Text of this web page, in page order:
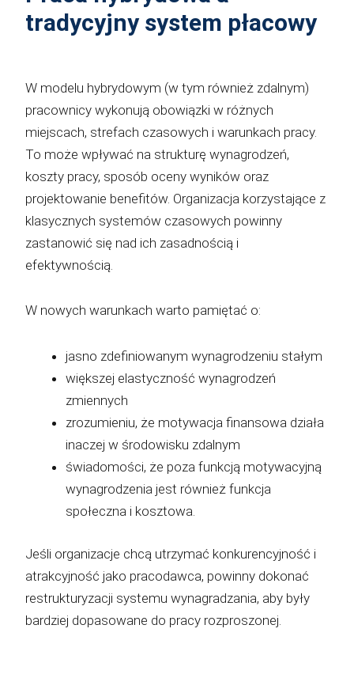
tradycyjny system płacowy
W modelu hybrydowym (w tym również zdalnym)
pracownicy wykonują obowiązki w różnych
miejscach, strefach czasowych i warunkach pracy.
To może wpływać na strukturę wynagrodzeń,
koszty pracy, sposób oceny wyników oraz
projektowanie benefitów. Organizacja korzystające z
klasycznych systemów czasowych powinny
zastanowić się nad ich zasadnością i
efektywnością.
W nowych warunkach warto pamiętać o:
jasno zdefiniowanym wynagrodzeniu stałym
większej elastyczność wynagrodzeń
zmiennych
zrozumieniu, że motywacja finansowa działa
inaczej w środowisku zdalnym
świadomości, że poza funkcją motywacyjną
wynagrodzenia jest również funkcja
społeczna i kosztowa.
Jeśli organizacje chcą utrzymać konkurencyjność i
atrakcyjność jako pracodawca, powinny dokonać
restrukturyzacji systemu wynagradzania, aby były
bardziej dopasowane do pracy rozproszonej.